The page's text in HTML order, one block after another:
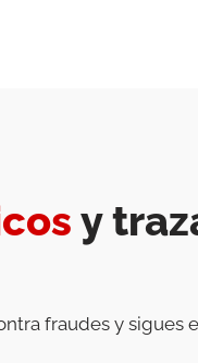
y
fraudes y sigues